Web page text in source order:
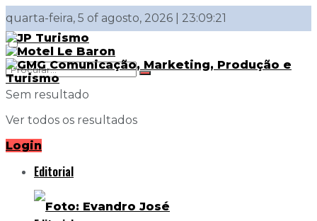
quarta-feira, 5 of agosto, 2026 | 23:09:21
Sem resultado
Ver todos os resultados
Login
Editorial